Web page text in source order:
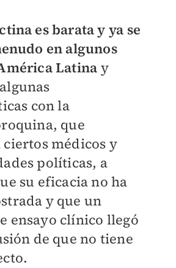
es barata y ya se
en algunos
Latina y
con la
que
médicos y
políticas, a
su eficacia no ha
y que un
ensayo clínico llegó
de que no tiene